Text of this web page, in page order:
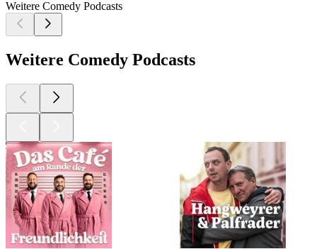
Weitere Comedy Podcasts
Weitere Comedy Podcasts